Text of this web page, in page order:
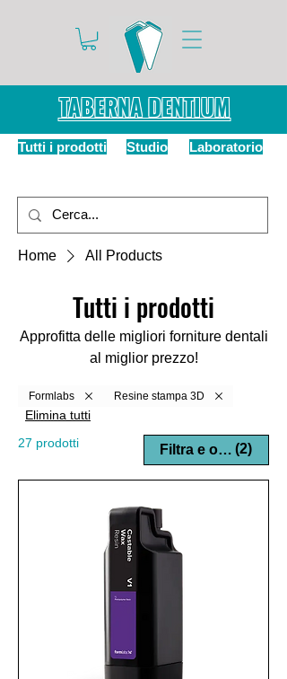
TABERNA DENTIUM
Tutti i prodotti Studio Laboratorio
Home All Products
Tutti i prodotti
Approfitta delle migliori forniture dentali
al miglior prezzo!
Formlabs Resine stampa 3D
Elimina tutti
27 prodotti
Filtra e ordina
(2)